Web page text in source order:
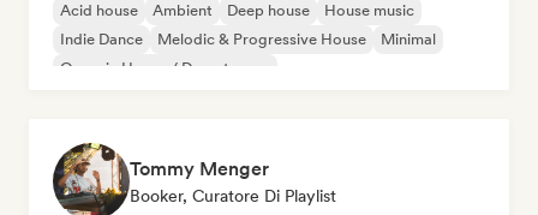
Acid house Ambient Deep house
House music
Indie Dance
Melodic & Progressive House
Minimal
Organic House / Downtempo
Tommy Menger
Booker, Curatore Di Playlist